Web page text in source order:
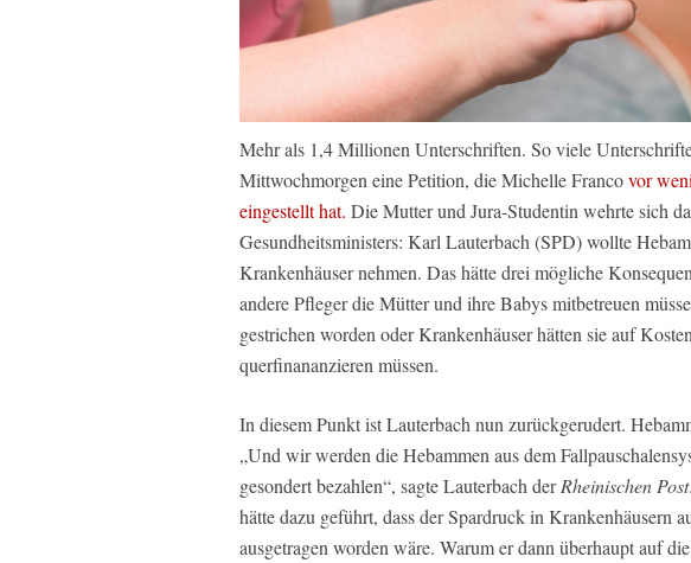
Mehr als 1,4 Millionen Unterschriften. So viele
Mittwochmorgen eine Petition, die Michelle Francovor
eingestellt hat. Die Mutter und Jura-Studentin wehrte sich
Gesundheitsministers: Karl Lauterbach (SPD) wollte
Krankenhäuser nehmen. Das hätte drei mögliche
andere Pfleger die Mütter und ihre Babys mitbetreuen
gestrichen worden oder Krankenhäuser hätten sie auf
querfinananzieren müssen.
In diesem Punkt ist Lauterbach nun zurückgerudert.
„Und wir werden die Hebammen aus dem
gesondert bezahlen“, sagte Lauterbach derRheinischen Post
hätte dazu geführt, dass der Spardruck in Krankenhäusern
ausgetragen worden wäre. Warum er dann überhaupt auf